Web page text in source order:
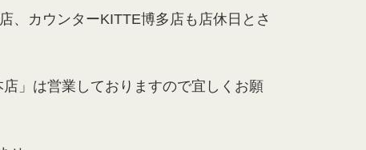
、カウンターKITTE博多店も店休日とさ
」は営業しておりますので宜しくお願